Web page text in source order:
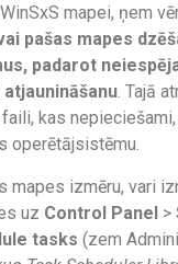
mapei, ņem
pašas mapes
padarot
. Tajā
faili, kas
operētājsistēmu.
mapes izmēru, vari
uz Control Panel >
tasks (zem